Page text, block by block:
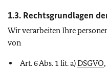
1.3. Rechtsgrundlagen
Wir verarbeiten Ihre
von
Art. 6 Abs. 1 lit. a)DSGVO